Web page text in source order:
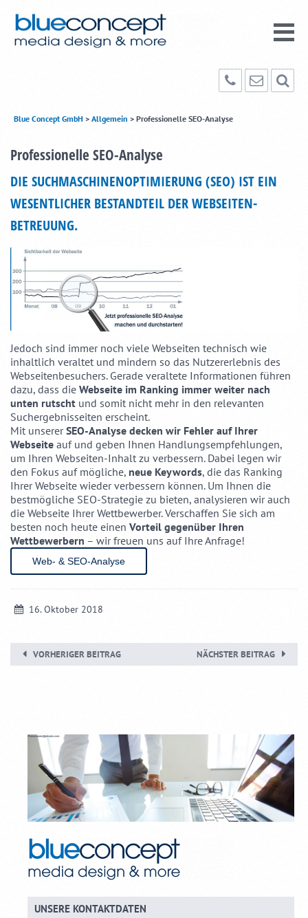
Blue Concept GmbH > Allgemein > Professionelle SEO-Analyse
Professionelle SEO-Analyse
DIE SUCHMASCHINENOPTIMIERUNG (SEO) IST EIN
WESENTLICHER BESTANDTEIL DER WEBSEITEN-
BETREUUNG.
Jedoch sind immer noch viele Webseiten technisch wie
inhaltlich veraltet und mindern so das Nutzererlebnis des
Webseitenbesuchers. Gerade veraltete Informationen führen
dazu, dass die Webseite im Ranking immer weiter nach
unten rutscht und somit nicht mehr in den relevanten
Suchergebnisseiten erscheint.
Mit unsererSEO-Analyse decken wir Fehler auf Ihrer
Webseite auf und geben Ihnen Handlungsempfehlungen,
um Ihren Webseiten-Inhalt zu verbessern. Dabei legen wir
den Fokus auf mögliche, neue Keywords, die das Ranking
Ihrer Webseite wieder verbessern können. Um Ihnen die
bestmögliche SEO-Strategie zu bieten, analysieren wir auch
die Webseite Ihrer Wettbewerber. Verschaffen Sie sich am
besten noch heute einen Vorteil gegenüber Ihren
Wettbewerbern – wir freuen uns auf Ihre Anfrage!
Web- & SEO-Analyse
16. Oktober 2018
VORHERIGER BEITRAG NÄCHSTER BEITRAG
UNSERE KONTAKTDATEN